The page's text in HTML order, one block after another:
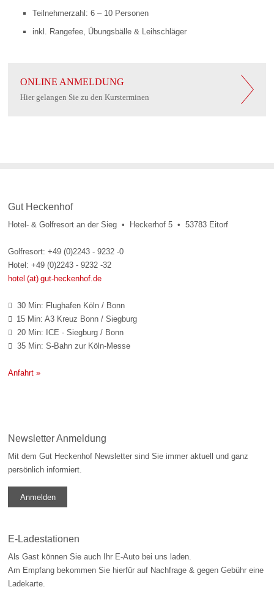
Teilnehmerzahl: 6 – 10 Personen
inkl. Rangefee, Übungsbälle & Leihschläger
ONLINE ANMELDUNG
Hier gelangen Sie zu den Kursterminen
Gut Heckenhof
Hotel- & Golfresort an der Sieg • Heckerhof 5 • 53783 Eitorf
Golfresort: +49 (0)2243 - 9232 -0
Hotel: +49 (0)2243 - 9232 -32
hotel (at) gut-heckenhof.de
 30 Min: Flughafen Köln / Bonn
 15 Min: A3 Kreuz Bonn / Siegburg
 20 Min: ICE - Siegburg / Bonn
 35 Min: S-Bahn zur Köln-Messe
Anfahrt »
Newsletter Anmeldung
Mit dem Gut Heckenhof Newsletter sind Sie immer aktuell und ganz
persönlich informiert.
Anmelden
E-Ladestationen
Als Gast können Sie auch Ihr E-Auto bei uns laden.
Am Empfang bekommen Sie hierfür auf Nachfrage & gegen Gebühr eine
Ladekarte.